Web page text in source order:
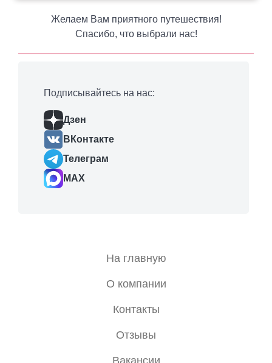
Желаем Вам приятного путешествия!
Спасибо, что выбрали нас!
Подписывайтесь на нас:
Дзен
ВКонтакте
Телеграм
MAX
На главную
О компании
Контакты
Отзывы